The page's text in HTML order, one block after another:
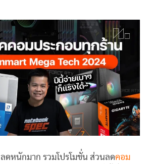
ลดหนักมาก รวมโปรโมชั่น ส่วนลดคอม